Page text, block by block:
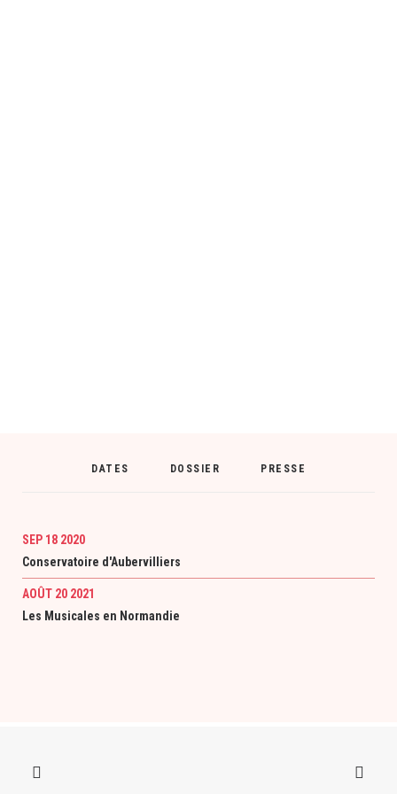
DATES DOSSIER PRESSE
SEP 18 2020
Conservatoire d'Aubervilliers
AOÛT 20 2021
Les Musicales en Normandie